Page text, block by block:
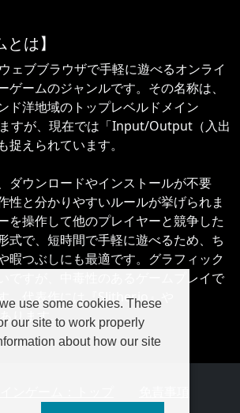
は】
ェブブラウザで手軽に遊べるオンライ
ゲームのジャンルです。その名称は、
ド洋地域のトップレベルドメイン
ますが、現在では「Input/Output（入出
捉えられています。
ダウンロードやインストールが不要
性と分かりやすいルールが挙げられま
を操作して他のプレイヤーと競争した
式で、短時間で手軽に遊べるため、ち
暇つぶしにも最適です。グラフィック
ですが、中毒性のあるゲームプレイで
。代表作には『Slither.io』や
ります。
use some cookies. These
our site to work properly
about how our site